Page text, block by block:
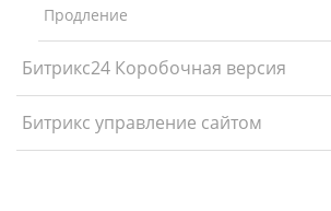
Продление
Битрикс24 Коробочная версия
Битрикс управление сайтом